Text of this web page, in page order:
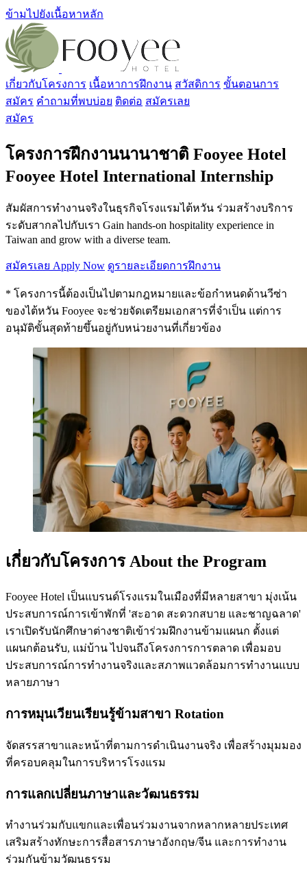
ข้ามไปยังเนื้อหาหลัก
เกี่ยวกับโครงการ เนื้อหาการฝึกงาน สวัสดิการ ขั้นตอนการ
สมัคร คำถามที่พบบ่อย ติดต่อ สมัครเลย
สมัคร
โครงการฝึกงานนานาชาติ Fooyee Hotel
Fooyee Hotel International Internship
สัมผัสการทำงานจริงในธุรกิจโรงแรมไต้หวัน ร่วมสร้างบริการ
ระดับสากลไปกับเรา Gain hands‑on hospitality experience in
Taiwan and grow with a diverse team.
สมัครเลย Apply Now ดูรายละเอียดการฝึกงาน
* โครงการนี้ต้องเป็นไปตามกฎหมายและข้อกำหนดด้านวีซ่า
ของไต้หวัน Fooyee จะช่วยจัดเตรียมเอกสารที่จำเป็น แต่การ
อนุมัติขั้นสุดท้ายขึ้นอยู่กับหน่วยงานที่เกี่ยวข้อง
เกี่ยวกับโครงการ About the Program
Fooyee Hotel เป็นแบรนด์โรงแรมในเมืองที่มีหลายสาขา มุ่งเน้น
ประสบการณ์การเข้าพักที่ 'สะอาด สะดวกสบาย และชาญฉลาด'
เราเปิดรับนักศึกษาต่างชาติเข้าร่วมฝึกงานข้ามแผนก ตั้งแต่
แผนกต้อนรับ, แม่บ้าน ไปจนถึงโครงการการตลาด เพื่อมอบ
ประสบการณ์การทำงานจริงและสภาพแวดล้อมการทำงานแบบ
หลายภาษา
การหมุนเวียนเรียนรู้ข้ามสาขา Rotation
จัดสรรสาขาและหน้าที่ตามการดำเนินงานจริง เพื่อสร้างมุมมอง
ที่ครอบคลุมในการบริหารโรงแรม
การแลกเปลี่ยนภาษาและวัฒนธรรม
ทำงานร่วมกับแขกและเพื่อนร่วมงานจากหลากหลายประเทศ
เสริมสร้างทักษะการสื่อสารภาษาอังกฤษ/จีน และการทำงาน
ร่วมกันข้ามวัฒนธรรม